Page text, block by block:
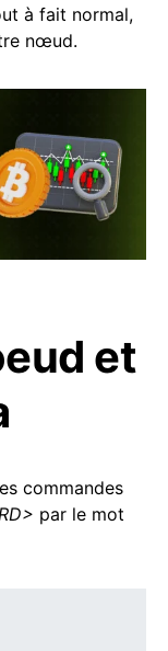
à fait normal,
nœud.
et
commandes
par le mot